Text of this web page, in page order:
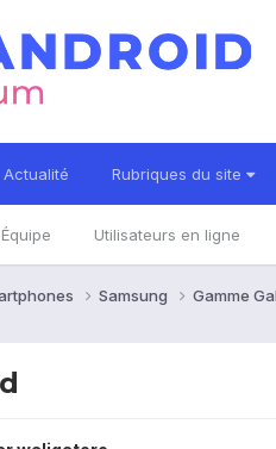
Rubriques du site
Équipe Utilisateurs en ligne
Samsung Gamme